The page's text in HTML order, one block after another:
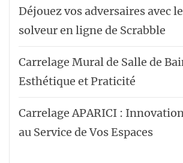
Déjouez vos adversaires avec
solveur en ligne de Scrabble
Carrelage Mural de Salle de
Esthétique et Praticité
Carrelage APARICI :
au Service de Vos Espaces